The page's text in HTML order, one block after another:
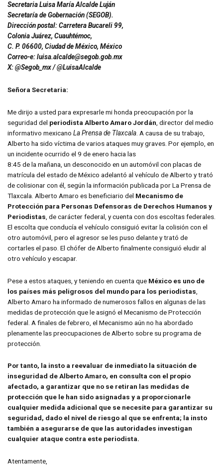
Secretaria Luisa María Alcalde Luján
Secretaría de Gobernación (SEGOB).
Dirección postal: Carretera Bucareli 99,
Colonia Juárez, Cuauhtémoc,
C. P. 06600, Ciudad de México, México
Correo-e: luisa.alcalde@segob.gob.mx
X: @Segob_mx / @LuisaAlcalde
Señora Secretaria:
Me dirijo a usted para expresarle mi honda preocupación por la
seguridad del periodista Alberto Amaro Jordán , director del medio
informativo mexicano La Prensa de Tlaxcala . A causa de su trabajo,
Alberto ha sido víctima de varios ataques muy graves. Por ejemplo, en
un incidente ocurrido el 9 de enero hacia las
8:45 de la mañana, un desconocido en un automóvil con placas de
matrícula del estado de México adelantó al vehículo de Alberto y trató
de colisionar con él, según la información publicada por La Prensa de
Tlaxcala. Alberto Amaro es beneficiario del Mecanismo de
Protección para Personas Defensoras de Derechos Humanos y
Periodistas , de carácter federal, y cuenta con dos escoltas federales.
El escolta que conducía el vehículo consiguió evitar la colisión con el
otro automóvil, pero el agresor se les puso delante y trató de
cortarles el paso. El chófer de Alberto finalmente consiguió eludir al
otro vehículo y escapar.
Pese a estos ataques, y teniendo en cuenta que México es uno de
los países más peligrosos del mundo para los periodistas
Alberto Amaro ha informado de numerosos fallos en algunas de las
medidas de protección que le asignó el Mecanismo de Protección
federal. A finales de febrero, el Mecanismo aún no ha abordado
plenamente las preocupaciones de Alberto sobre su programa de
protección.
Por tanto, la insto a reevaluar de inmediato la situación de
inseguridad de Alberto Amaro, en consulta con el propio
afectado, a garantizar que no se retiran las medidas de
protección que le han sido asignadas y a proporcionarle
cualquier medida adicional que se necesite para garantizar su
seguridad, dado el nivel de riesgo al que se enfrenta; la insto
también a asegurarse de que las autoridades investigan
cualquier ataque contra este periodista.
Atentamente,